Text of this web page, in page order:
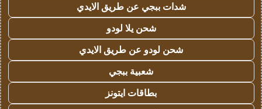
شدات ببجي عن طريق الايدي
شحن يلا لودو
شحن لودو عن طريق الايدي
شعبية ببجي
بطاقات ايتونز